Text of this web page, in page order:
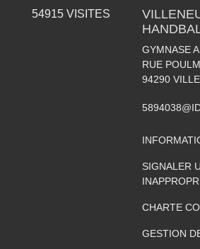
54915VISITES
GYMNASE
RUE
94290
SIGNALER
CHARTE
GESTION